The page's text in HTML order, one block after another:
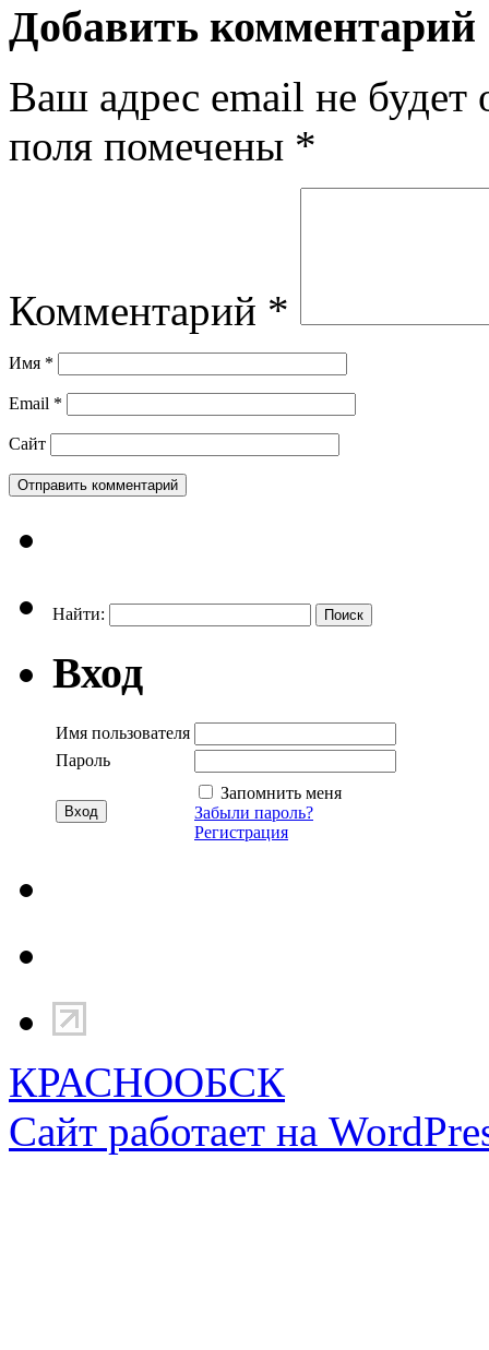
Добавить комментарий
Ваш адрес email не будет
поля помечены *
Комментарий *
Имя *
Email *
Сайт
Найти:
Вход
Имя пользователя
Пароль
Запомнить меня
Забыли пароль?
Регистрация
КРАСНООБСК
Сайт работает на